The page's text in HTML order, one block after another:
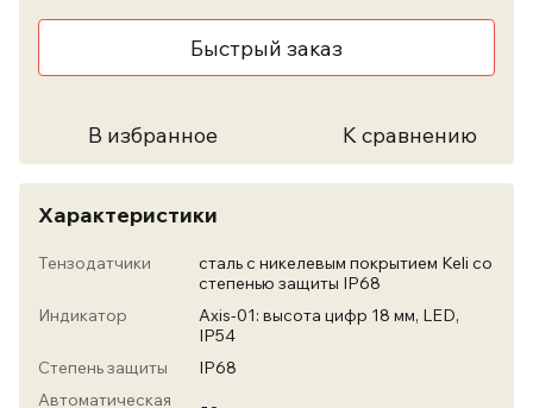
Быстрый заказ
В избранное К сравнению
Характеристики
Тензодатчики
сталь с никелевым покрытием Keli со
степенью защиты IP68
Индикатор
Axis-01: высота цифр 18 мм, LED,
IP54
Степень защиты
IP68
Автоматическая